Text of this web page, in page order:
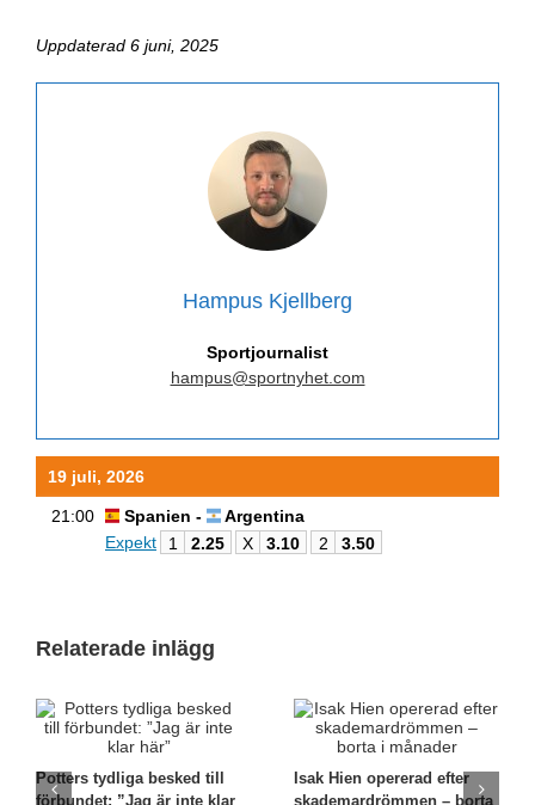
Uppdaterad 6 juni, 2025
Hampus Kjellberg
Sportjournalist
hampus@sportnyhet.com
19 juli, 2026
21:00 Spanien -
Argentina
Expekt
1 2.25 X 3.10 2 3.50
Relaterade inlägg
Potters tydliga besked till
förbundet: ”Jag är inte klar
Isak Hien opererad efter
skademardrömmen – borta